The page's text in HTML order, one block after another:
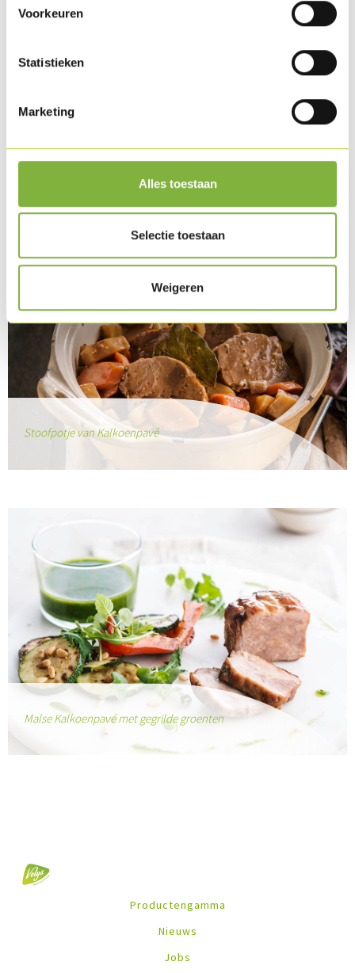
Voorkeuren
Statistieken
Marketing
Alles toestaan
Selectie toestaan
Weigeren
Kalkoenpavé met Schotse saus en garnituur
Stoofpotje van Kalkoenpavé
Malse Kalkoenpavé met gegrilde groenten
Productengamma
Nieuws
Jobs